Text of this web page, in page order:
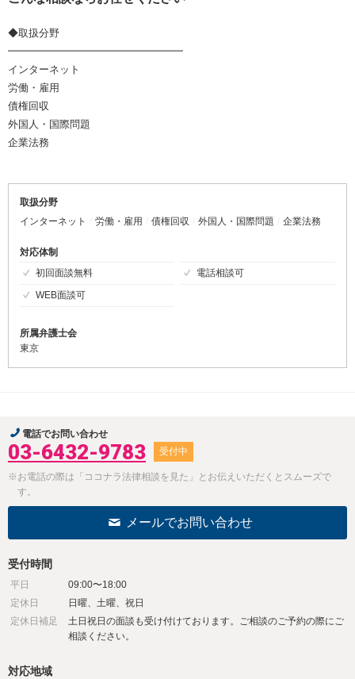
◆取扱分野
━━━━━━━━━━━━━━━━━
インターネット
労働・雇用
債権回収
外国人・国際問題
企業法務
取扱分野
インターネット
労働・雇用 債権回収 外国人・国際問題 企業法務
対応体制
初回面談無料
電話相談可
WEB面談可
所属弁護士会
東京
電話でお問い合わせ
03-6432-9783 受付中
※お電話の際は「ココナラ法律相談を見た」とお伝えいただくとスムーズで
す。
メールでお問い合わせ
受付時間
平日
09:00〜18:00
定休日
日曜、土曜、祝日
定休日補足
土日祝日の面談も受け付けております。ご相談のご予約の際にご
相談ください。
対応地域